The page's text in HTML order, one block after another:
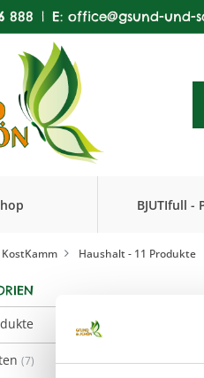
888 | E: office@gsund-und-
BJUTIfull -
KostKamm Haushalt- 11 Produkte
(7)